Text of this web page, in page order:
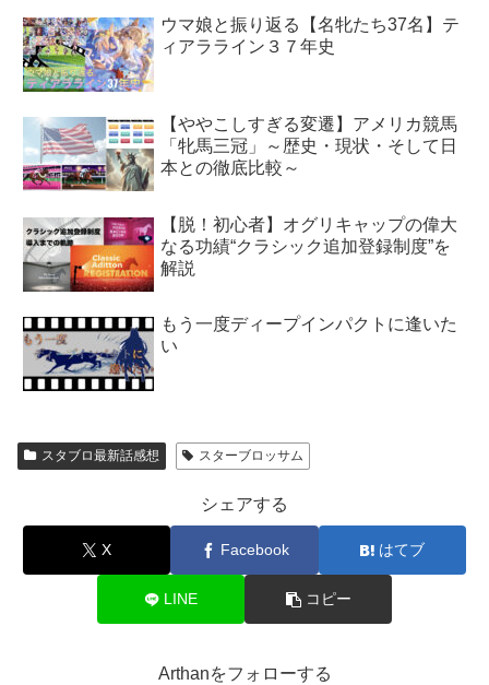
ウマ娘と振り返る【名牝たち37名】テ
ィアラライン３７年史
【ややこしすぎる変遷】アメリカ競馬
「牝馬三冠」～歴史・現状・そして日
本との徹底比較～
【脱！初心者】オグリキャップの偉大
なる功績“クラシック追加登録制度”を
解説
もう一度ディープインパクトに逢いた
い
スタブロ最新話感想 スターブロッサム
シェアする
X Facebook はてブ
LINE コピー
Arthanをフォローする